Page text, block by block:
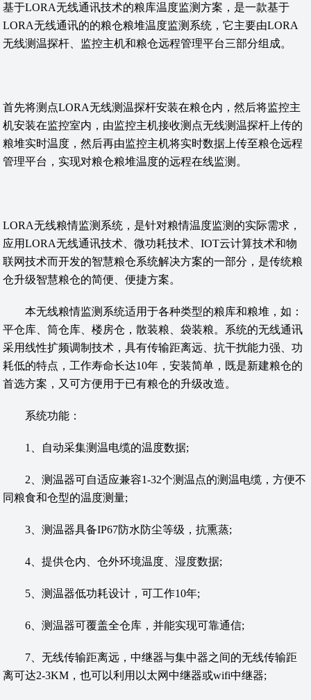
基于LORA无线通讯技术的粮库温度监测方案，是一款基于
LORA无线通讯的的粮仓粮堆温度监测系统，它主要由LORA
无线测温探杆、监控主机和粮仓远程管理平台三部分组成。
首先将测点LORA无线测温探杆安装在粮仓内，然后将监控主
机安装在监控室内，由监控主机接收测点无线测温探杆上传的
粮堆实时温度，然后再由监控主机将实时数据上传至粮仓远程
管理平台，实现对粮仓粮堆温度的远程在线监测。
LORA无线粮情监测系统，是针对粮情温度监测的实际需求，
应用LORA无线通讯技术、微功耗技术、IOT云计算技术和物
联网技术而开发的智慧粮仓系统解决方案的一部分，是传统粮
仓升级智慧粮仓的简便、便捷方案。
本无线粮情监测系统适用于各种类型的粮库和粮堆，如：
平仓库、筒仓库、楼房仓，散装粮、袋装粮。系统的无线通讯
采用线性扩频调制技术，具有传输距离远、抗干扰能力强、功
耗低的特点，工作寿命长达10年，安装简单，既是新建粮仓的
首选方案，又可方便用于已有粮仓的升级改造。
系统功能：
1、自动采集测温电缆的温度数据;
2、测温器可自适应兼容1-32个测温点的测温电缆，方便不
同粮食和仓型的温度测量;
3、测温器具备IP67防水防尘等级，抗熏蒸;
4、提供仓内、仓外环境温度、湿度数据;
5、测温器低功耗设计，可工作10年;
6、测温器可覆盖全仓库，并能实现可靠通信;
7、无线传输距离远，中继器与集中器之间的无线传输距
离可达2-3KM，也可以利用以太网中继器或wifi中继器;